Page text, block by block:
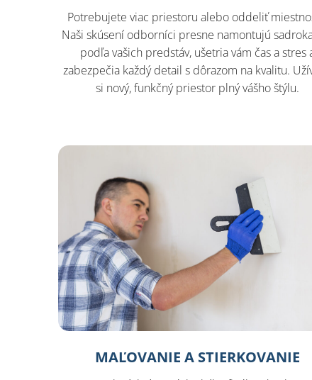
Potrebujete viac priestoru alebo oddeliť
Naši skúsení odborníci presne namontujú
podľa vašich predstáv, ušetria vám čas a stres
zabezpečia každý detail s dôrazom na kvalitu.
si nový, funkčný priestor plný vášho štýlu.
MAĽOVANIE A STIERKOVANIE